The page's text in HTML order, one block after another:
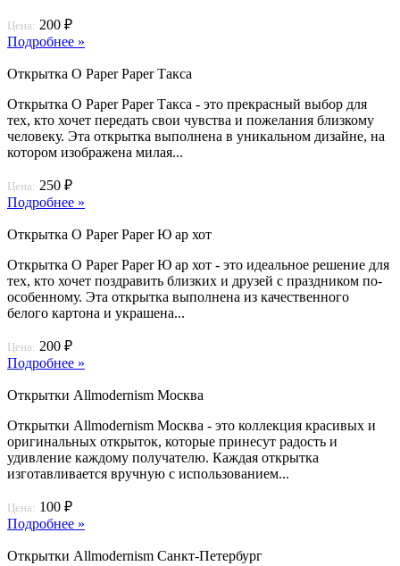
Цена: 200 ₽
Подробнее »
Открытка O Paper Paper Такса
Открытка O Paper Paper Такса - это прекрасный выбор для
тех, кто хочет передать свои чувства и пожелания близкому
человеку. Эта открытка выполнена в уникальном дизайне, на
котором изображена милая...
Цена: 250 ₽
Подробнее »
Открытка O Paper Paper Ю ар хот
Открытка O Paper Paper Ю ар хот - это идеальное решение для
тех, кто хочет поздравить близких и друзей с праздником по-
особенному. Эта открытка выполнена из качественного
белого картона и украшена...
Цена: 200 ₽
Подробнее »
Открытки Allmodernism Москва
Открытки Allmodernism Москва - это коллекция красивых и
оригинальных открыток, которые принесут радость и
удивление каждому получателю. Каждая открытка
изготавливается вручную с использованием...
Цена: 100 ₽
Подробнее »
Открытки Allmodernism Санкт-Петербург